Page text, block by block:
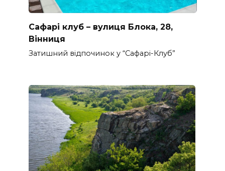
Сафарі клуб – вулиця Блока, 28,
Вінниця
Затишний відпочинок у “Сафарі-Клуб”